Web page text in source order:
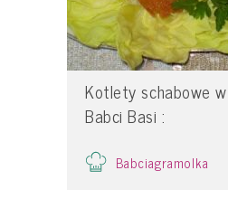
Kotlety schabowe
Babci Basi :
Babciagramolka